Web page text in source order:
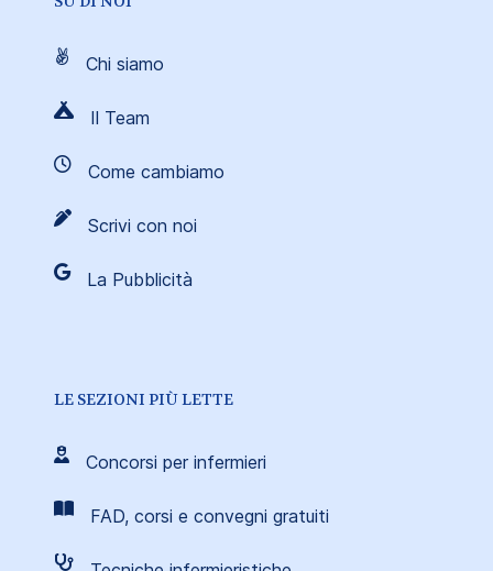
Chi siamo
Il Team
Come cambiamo
Scrivi con noi
La Pubblicità
LE SEZIONI PIÙ LETTE
Concorsi per infermieri
FAD, corsi e convegni gratuiti